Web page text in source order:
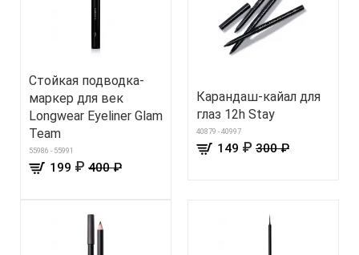
Стойкая подводка-
маркер для век
Longwear Eyeliner Glam
Team
55986 - 55991
199 ₽ 400 ₽
Карандаш-кайал для
глаз 12h Stay
40879 - 40997
149 ₽ 300 ₽